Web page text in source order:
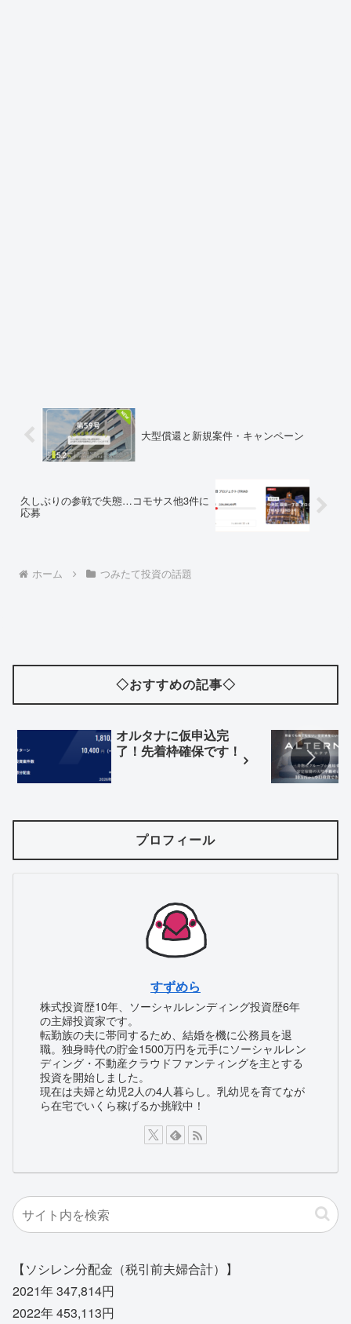
大型償還と新規案件・キャンペーン
久しぶりの参戦で失態…コモサス他3件に
応募
ホーム つみたて投資の話題
◇おすすめの記事◇
オルタナに仮申込完
了！先着枠確保です！
プロフィール
すずめら
株式投資歴10年、ソーシャルレンディング投資歴6年
の主婦投資家です。
転勤族の夫に帯同するため、結婚を機に公務員を退
職。独身時代の貯金1500万円を元手にソーシャルレン
ディング・不動産クラウドファンティングを主とする
投資を開始しました。
現在は夫婦と幼児2人の4人暮らし。乳幼児を育てなが
ら在宅でいくら稼げるか挑戦中！
【ソシレン分配金（税引前夫婦合計）】
2021年 347,814円
2022年 453,113円